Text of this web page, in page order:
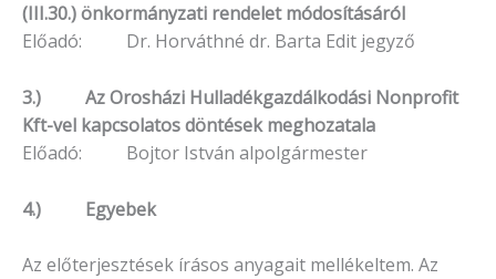
(III.30.) önkormányzati rendelet módosításáról
Előadó: Dr. Horváthné dr. Barta Edit jegyző
3.) Az Orosházi Hulladékgazdálkodási Nonprofit
Kft-vel kapcsolatos döntések meghozatala
Előadó: Bojtor István alpolgármester
4.) Egyebek
Az előterjesztések írásos anyagait mellékeltem. Az